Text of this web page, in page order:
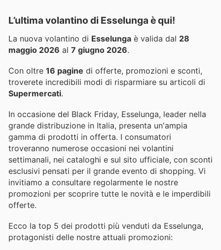
L’ultima volantino di Esselunga è qui!
La nuova volantino di Esselunga è valida dal 28
maggio 2026 al 7 giugno 2026.
Con oltre 16 pagine di offerte, promozioni e sconti,
troverete incredibili modi di risparmiare su articoli di
Supermercati.
In occasione del Black Friday, Esselunga, leader nella
grande distribuzione in Italia, presenta un'ampia
gamma di prodotti in offerta. I consumatori
troveranno numerose occasioni nei volantini
settimanali, nei cataloghi e sul sito ufficiale, con sconti
esclusivi pensati per il grande evento di shopping. Vi
invitiamo a consultare regolarmente le nostre
promozioni per scoprire tutte le novità e le imperdibili
offerte.
Ecco la top 5 dei prodotti più venduti da Esselunga,
protagonisti delle nostre attuali promozioni: